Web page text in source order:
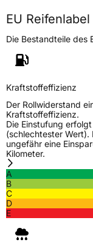
Schlauchtyp
ZustandNeureifen
M+SJa
VerstärktXL
EU Label
EffizienzB
NasshaftungB
EU Reifenlabel
Die Bestandteile des
Kraftstoffeffizienz
Der Rollwiderstand
Kraftstoffeffizienz.
Die Einstufung
(schlechtester Wert).
ungefähr eine
Kilometer.
A
B
C
D
E